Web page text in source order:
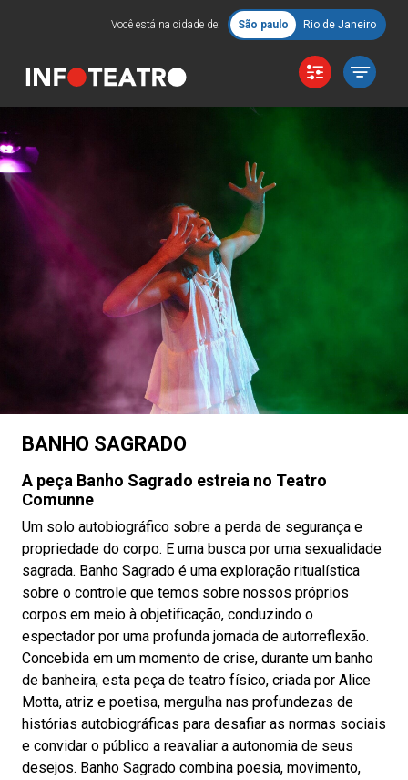
Você está na cidade de: São paulo Rio de Janeiro
BANHO SAGRADO
A peça Banho Sagrado estreia no Teatro
Comunne
Um solo autobiográfico sobre a perda de segurança e
propriedade do corpo. E uma busca por uma sexualidade
sagrada. Banho Sagrado é uma exploração ritualística
sobre o controle que temos sobre nossos próprios
corpos em meio à objetificação, conduzindo o
espectador por uma profunda jornada de autorreflexão.
Concebida em um momento de crise, durante um banho
de banheira, esta peça de teatro físico, criada por Alice
Motta, atriz e poetisa, mergulha nas profundezas de
histórias autobiográficas para desafiar as normas sociais
e convidar o público a reavaliar a autonomia de seus
desejos. Banho Sagrado combina poesia, movimento,